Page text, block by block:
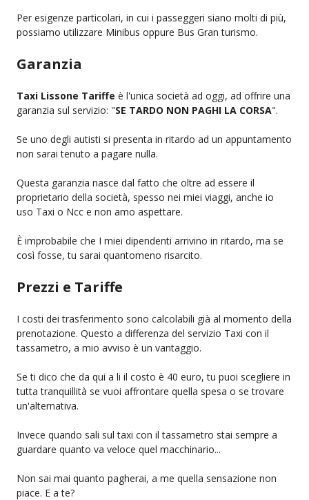
Per esigenze particolari, in cui i passeggeri siano molti di più,
possiamo utilizzare Minibus oppure Bus Gran turismo.
Garanzia
Taxi Lissone Tariffe è l'unica società ad oggi, ad offrire una
garanzia sul servizio: "SE TARDO NON PAGHI LA CORSA".
Se uno degli autisti si presenta in ritardo ad un appuntamento
non sarai tenuto a pagare nulla.
Questa garanzia nasce dal fatto che oltre ad essere il
proprietario della società, spesso nei miei viaggi, anche io
uso Taxi o Ncc e non amo aspettare.
È improbabile che I miei dipendenti arrivino in ritardo, ma se
così fosse, tu sarai quantomeno risarcito.
Prezzi e Tariffe
I costi dei trasferimento sono calcolabili già al momento della
prenotazione. Questo a differenza del servizio Taxi con il
tassametro, a mio avviso è un vantaggio.
Se ti dico che da qui a li il costo è 40 euro, tu puoi scegliere in
tutta tranquillità se vuoi affrontare quella spesa o se trovare
un'alternativa.
Invece quando sali sul taxi con il tassametro stai sempre a
guardare quanto va veloce quel macchinario...
Non sai mai quanto pagherai, a me quella sensazione non
piace. E a te?